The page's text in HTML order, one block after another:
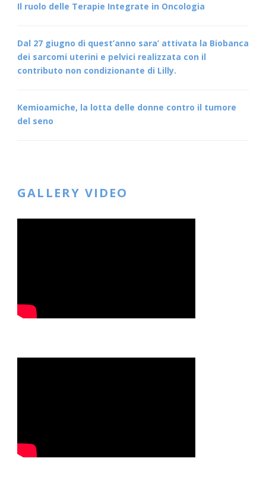
Il ruolo delle Terapie Integrate in Oncologia
Dal 27 giugno di quest’anno sara’ attivata la Biobanca
dei sarcomi uterini e pelvici realizzata con il
contributo non condizionante di Lilly.
Kemioamiche, la lotta delle donne contro il tumore
del seno
GALLERY VIDEO